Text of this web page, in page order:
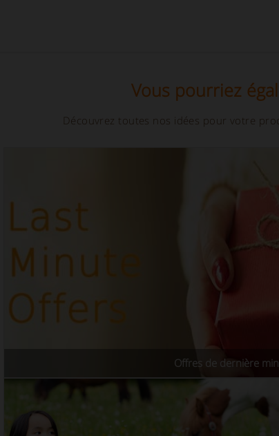
Vous pourriez
Découvrez toutes nos idées pour votre
Offres de dernière